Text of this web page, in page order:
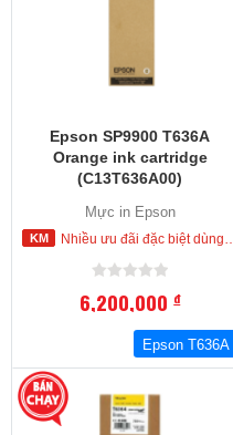
Epson SP9900 T636A
Orange ink cartridge
(C13T636A00)
Mực in Epson
Nhiều ưu đãi đặc biệt dùng cho khách hàng đặt mua ngay trong hôm nay
6,200,000đ
Epson T636A